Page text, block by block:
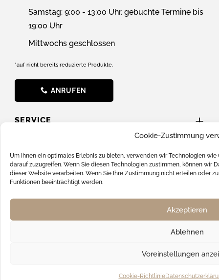
Cookie-Zustimmung
Um Ihnen ein optimales Erlebnis zu bieten, verwenden wir Technologien
darauf zuzugreifen. Wenn Sie diesen Technologien zustimmen, können wir
dieser Website verarbeiten. Wenn Sie Ihre Zustimmung nicht erteilen oder
Funktionen beeinträchtigt werden.
Akzeptieren
Ablehnen
Voreinstellungen
Cookie-Richtlinie
Samstag: 9:00 - 13:00 Uhr, gebuchte Termine bis
19:00 Uhr
Mittwochs geschlossen
*auf nicht bereits reduzierte Produkte.
ANRUFEN
SERVICE
Batterieverordnung
FAQ